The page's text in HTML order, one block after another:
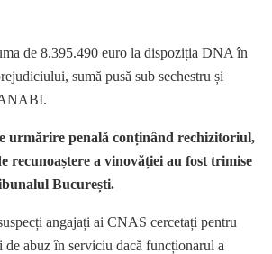
de 8.395.490 euro la dispoziția DNA în
sumă pusă sub sechestru și
urmărire penală conținând rechizitoriul,
recunoaștere a vinovăției au fost trimise
București.
angajați ai CNAS cercetați pentru
de abuz în serviciu dacă funcționarul a